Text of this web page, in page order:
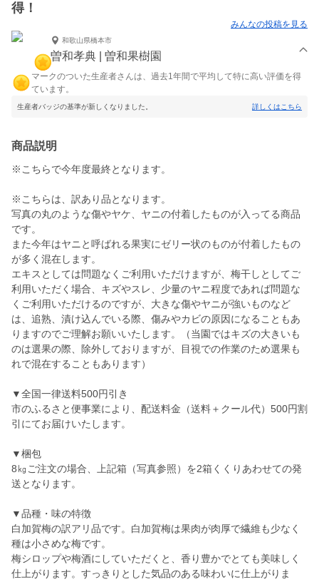
得！
みんなの投稿を見る
和歌山県橋本市
曽和孝典 | 曽和果樹園
マークのついた生産者さんは、過去1年間で平均して特に高い評価を得
ています。
生産者バッジの基準が新しくなりました。 詳しくはこちら
商品説明
※こちらで今年度最終となります。
※こちらは、訳あり品となります。
写真の丸のような傷やヤケ、ヤニの付着したものが入ってる商品
です。
また今年はヤニと呼ばれる果実にゼリー状のものが付着したもの
が多く混在します。
エキスとしては問題なくご利用いただけますが、梅干しとしてご
利用いただく場合、キズやスレ、少量のヤニ程度であれば問題な
くご利用いただけるのですが、大きな傷やヤニが強いものなど
は、追熟、漬け込んでいる際、傷みやカビの原因になることもあ
りますのでご理解お願いいたします。（当園ではキズの大きいも
のは選果の際、除外しておりますが、目視での作業のため選果も
れで混在することもあります）
▼全国一律送料500円引き
市のふるさと便事業により、配送料金（送料＋クール代）500円割
引にてお届けいたします。
▼梱包
8㎏ご注文の場合、上記箱（写真参照）を2箱くくりあわせての発
送となります。
▼品種・味の特徴
白加賀梅の訳アリ品です。白加賀梅は果肉が肉厚で繊維も少なく
種は小さめな梅です。
梅シロップや梅酒にしていただくと、香り豊かでとても美味しく
仕上がります。すっきりとした気品のある味わいに仕上がりま